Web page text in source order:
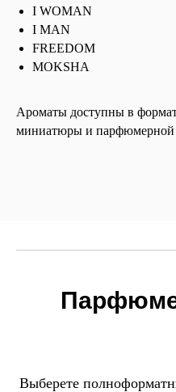
I WOMAN
I MAN
FREEDOM
MOKSHA
Ароматы доступны в
миниатюры и
Выберете